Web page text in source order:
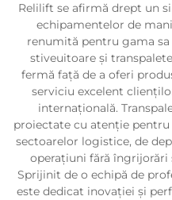
Relilift se afirmă drept un
echipamentelor de
renumită pentru gama
stiveuitoare și
fermă față de a oferi
serviciu excelent
internațională.
proiectate cu atenție
sectoarelor logistice, de
operațiuni fără
Sprijinit de o echipă de
este dedicat inovației și